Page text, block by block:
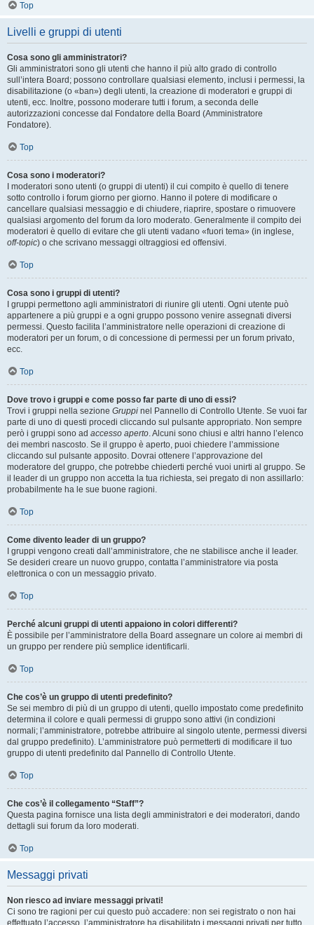
Top
Livelli e gruppi di utenti
Cosa sono gli amministratori?
Gli amministratori sono gli utenti che hanno il più alto grado di controllo
sull’intera Board; possono controllare qualsiasi elemento, inclusi i permessi, la
disabilitazione (o «ban») degli utenti, la creazione di moderatori e gruppi di
utenti, ecc. Inoltre, possono moderare tutti i forum, a seconda delle
autorizzazioni concesse dal Fondatore della Board (Amministratore
Fondatore).
Top
Cosa sono i moderatori?
I moderatori sono utenti (o gruppi di utenti) il cui compito è quello di tenere
sotto controllo i forum giorno per giorno. Hanno il potere di modificare o
cancellare qualsiasi messaggio e di chiudere, riaprire, spostare o rimuovere
qualsiasi argomento del forum da loro moderato. Generalmente il compito dei
moderatori è quello di evitare che gli utenti vadano «fuori tema» (in inglese,
off-topic) o che scrivano messaggi oltraggiosi ed offensivi.
Top
Cosa sono i gruppi di utenti?
I gruppi permettono agli amministratori di riunire gli utenti. Ogni utente può
appartenere a più gruppi e a ogni gruppo possono venire assegnati diversi
permessi. Questo facilita l’amministratore nelle operazioni di creazione di
moderatori per un forum, o di concessione di permessi per un forum privato,
ecc.
Top
Dove trovo i gruppi e come posso far parte di uno di essi?
Trovi i gruppi nella sezione Gruppi nel Pannello di Controllo Utente. Se vuoi far
parte di uno di questi procedi cliccando sul pulsante appropriato. Non sempre
però i gruppi sono ad accesso aperto. Alcuni sono chiusi e altri hanno l’elenco
dei membri nascosto. Se il gruppo è aperto, puoi chiedere l’ammissione
cliccando sul pulsante apposito. Dovrai ottenere l’approvazione del
moderatore del gruppo, che potrebbe chiederti perché vuoi unirti al gruppo. Se
il leader di un gruppo non accetta la tua richiesta, sei pregato di non assillarlo:
probabilmente ha le sue buone ragioni.
Top
Come divento leader di un gruppo?
I gruppi vengono creati dall’amministratore, che ne stabilisce anche il leader.
Se desideri creare un nuovo gruppo, contatta l’amministratore via posta
elettronica o con un messaggio privato.
Top
Perché alcuni gruppi di utenti appaiono in colori differenti?
È possibile per l’amministratore della Board assegnare un colore ai membri di
un gruppo per rendere più semplice identificarli.
Top
Che cos’è un gruppo di utenti predefinito?
Se sei membro di più di un gruppo di utenti, quello impostato come predefinito
determina il colore e quali permessi di gruppo sono attivi (in condizioni
normali; l’amministratore, potrebbe attribuire al singolo utente, permessi diversi
dal gruppo predefinito). L’amministratore può permetterti di modificare il tuo
gruppo di utenti predefinito dal Pannello di Controllo Utente.
Top
Che cos’è il collegamento “Staff”?
Questa pagina fornisce una lista degli amministratori e dei moderatori, dando
dettagli sui forum da loro moderati.
Top
Messaggi privati
Non riesco ad inviare messaggi privati!
Ci sono tre ragioni per cui questo può accadere: non sei registrato o non hai
effettuato l’accesso, l’amministratore ha disabilitato i messaggi privati per tutto